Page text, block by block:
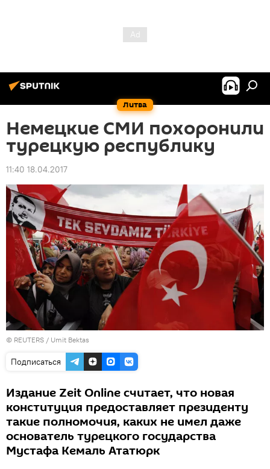
Литва
Немецкие СМИ похоронили
турецкую республику
11:40 18.04.2017
© REUTERS / Umit Bektas
Подписаться
Издание Zeit Online считает, что новая
конституция предоставляет президенту
такие полномочия, каких не имел даже
основатель турецкого государства
Мустафа Кемаль Ататюрк